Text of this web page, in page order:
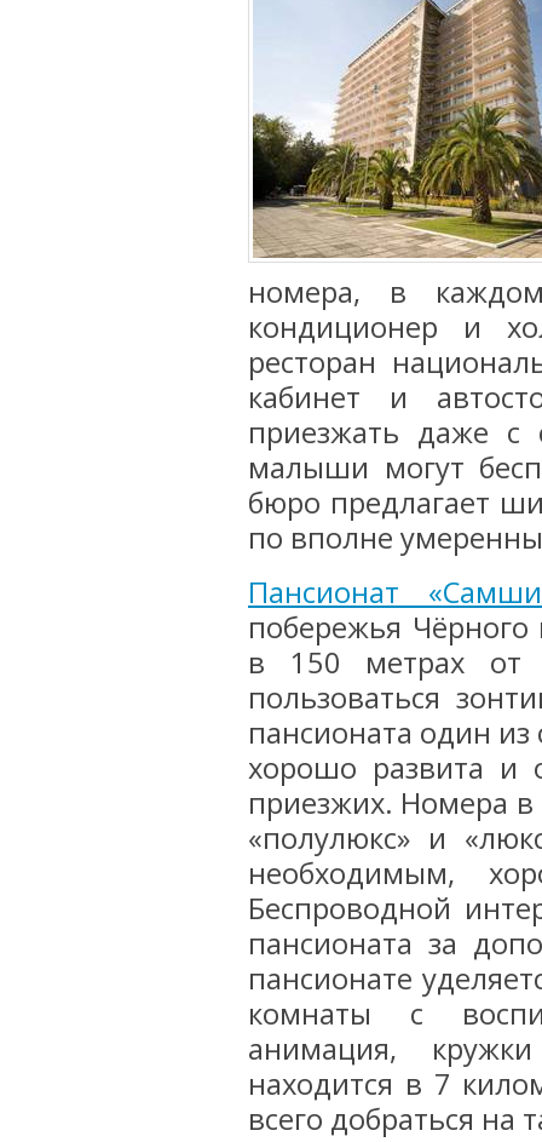
номера, в
кондиционер и
ресторан
кабинет и
приезжать даже
малыши могут
бюро предлагает
по вполне
Пансионат
побережья
в 150 метрах от
пользоваться
пансионата один из
хорошо развита и
приезжих. Номера в
«полулюкс» и
необходимым,
Беспроводной
пансионата за
пансионате
комнаты с
анимация,
находится в 7
всего добраться на